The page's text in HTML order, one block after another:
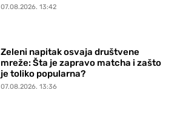
07.08.2026. 13:42
Zeleni napitak osvaja društvene
mreže: Šta je zapravo matcha i zašto
je toliko popularna?
07.08.2026. 13:36